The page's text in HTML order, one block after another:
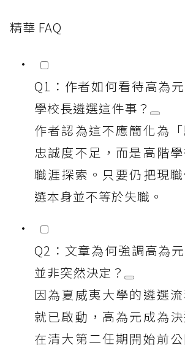
精華 FAQ
Q1：作者如何看待高為
學校長遴選這件事？
作者認為這不應簡化為
忠誠度不足，而是高階
職涯探索。只要仍把現
選本身並不等於失職。
Q2：文章為何強調高為
並非突然決定？
因為夏威夷大學的遴選
就已啟動，高為元成為
在清大第二任期開始前